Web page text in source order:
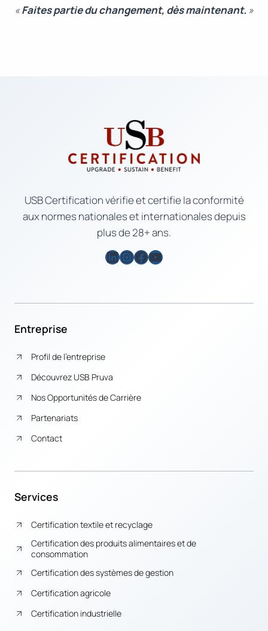
«Faites partie du changement, dès maintenant. »
USB Certification vérifie et certifie la conformité
aux normes nationales et internationales depuis
plus de 28+ ans.
LinkedIn
Instagram
Facebook
YouTube
Entreprise
Profil de l’entreprise
Découvrez USB Pruva
Nos Opportunités de Carrière
Partenariats
Contact
Services
Certification textile et recyclage
Certification des produits alimentaires et de
consommation
Certification des systèmes de gestion
Certification agricole
Certification industrielle